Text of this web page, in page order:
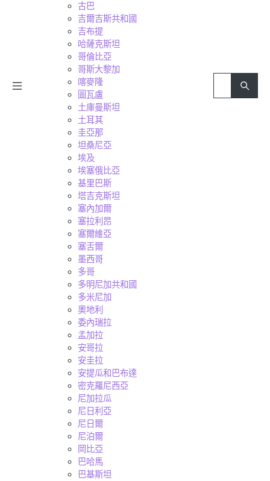
古巴
吉爾吉斯共和國
吉布提
哈薩克斯坦
哥倫比亞
哥斯大黎加
喀麥隆
圖瓦盧
土庫曼斯坦
土耳其
圭亞那
坦桑尼亞
埃及
埃塞俄比亞
基里巴斯
塔吉克斯坦
塞內加爾
塞拉利昂
塞爾維亞
塞舌爾
墨西哥
多哥
多明尼加共和國
多米尼加
奧地利
委內瑞拉
孟加拉
安哥拉
安圭拉
安提瓜和巴布達
密克羅尼西亞
尼加拉瓜
尼日利亞
尼日爾
尼泊爾
岡比亞
巴哈馬
巴基斯坦